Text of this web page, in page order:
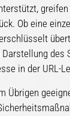
Ob eine
des
in der URL-
Übrigen